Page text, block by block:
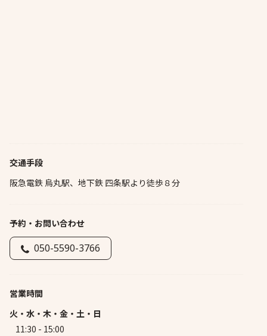
交通手段
阪急電鉄 烏丸駅、地下鉄 四条駅より徒歩８分
予約・お問い合わせ
050-5590-3766
営業時間
火・水・木・金・土・日
11:30 - 15:00